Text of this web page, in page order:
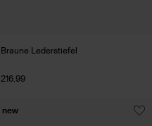
Braune Lederstiefel
216.99
new